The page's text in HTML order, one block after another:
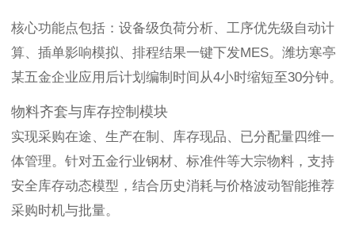
核心功能点包括：设备级负荷分析、工序优先级自动计
算、插单影响模拟、排程结果一键下发MES。潍坊寒亭
某五金企业应用后计划编制时间从4小时缩短至30分钟。
物料齐套与库存控制模块
实现采购在途、生产在制、库存现品、已分配量四维一
体管理。针对五金行业钢材、标准件等大宗物料，支持
安全库存动态模型，结合历史消耗与价格波动智能推荐
采购时机与批量。